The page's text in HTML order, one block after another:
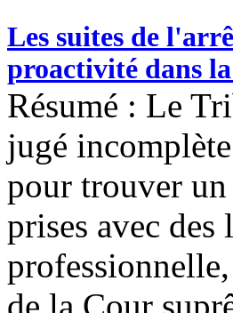
Les suites de
proactivité dans
Résumé : Le
jugé
pour trouver
prises avec
de la Cour